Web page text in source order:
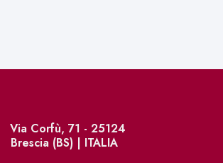
Via Corfù, 71 - 25124
Brescia (BS) | ITALIA